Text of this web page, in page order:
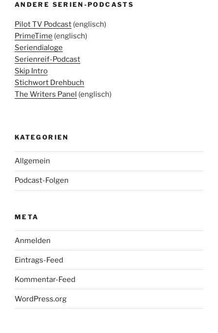
ANDERE SERIEN-PODCASTS
Pilot TV Podcast (englisch)
PrimeTime (englisch)
Seriendialoge
Serienreif-Podcast
Skip Intro
Stichwort Drehbuch
The Writers Panel (englisch)
KATEGORIEN
Allgemein
Podcast-Folgen
META
Anmelden
Eintrags-Feed
Kommentar-Feed
WordPress.org